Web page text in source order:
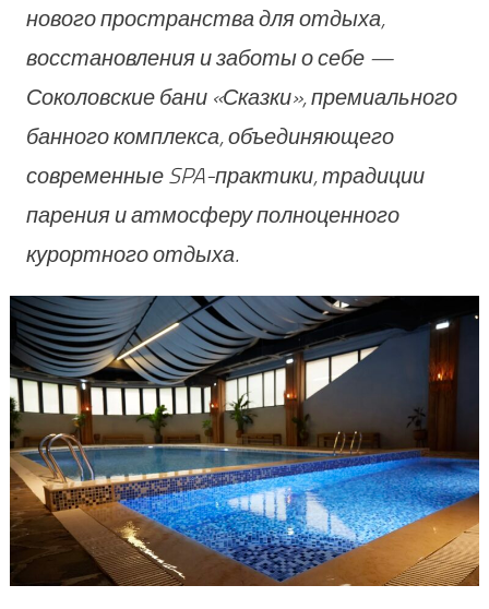
нового пространства для отдыха,
восстановления и заботы о себе —
Соколовские бани «Сказки», премиального
банного комплекса, объединяющего
современные SPA-практики, традиции
парения и атмосферу полноценного
курортного отдыха.